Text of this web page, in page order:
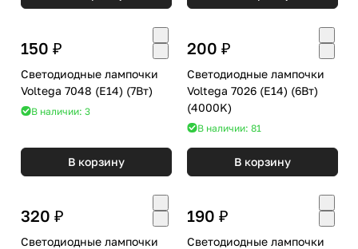
150 ₽
Светодиодные лампочки
Voltega 7048 (E14) (7Вт)
В наличии: 3
В корзину
200 ₽
Светодиодные лампочки
Voltega 7026 (E14) (6Вт)
(4000K)
В наличии: 81
В корзину
320 ₽
Светодиодные лампочки
190 ₽
Светодиодные лампочки